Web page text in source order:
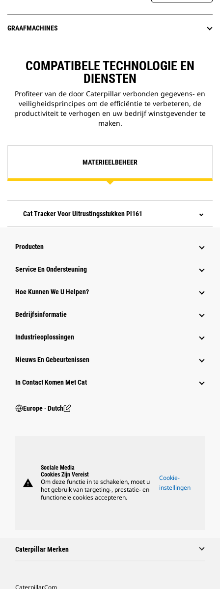
GRAAFMACHINES
COMPATIBELE TECHNOLOGIE EN
DIENSTEN
Profiteer van de door Caterpillar verbonden gegevens- en
veiligheidsprincipes om de efficiëntie te verbeteren, de
productiviteit te verhogen en uw bedrijf winstgevender te
maken.
MATERIEELBEHEER
Cat Tracker Voor Uitrustingsstukken Pl161
Producten
Service En Ondersteuning
Hoe Kunnen We U Helpen?
Bedrijfsinformatie
Industrieoplossingen
Nieuws En Gebeurtenissen
In Contact Komen Met Cat
Europe ‧ Dutch
warning
Sociale Media
Cookies Zijn Vereist
Om deze functie in te schakelen, moet u
het gebruik van targeting-, prestatie- en
functionele cookies accepteren.
Cookie-
instellingen
Caterpillar Merken
Caterpillar.com